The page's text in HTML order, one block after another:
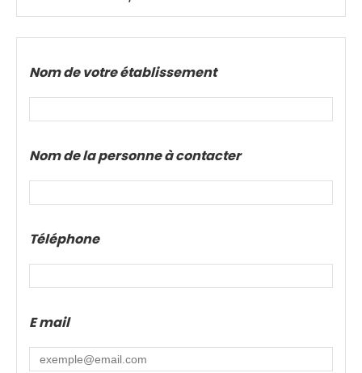
Nom de votre établissement
Nom de la personne à contacter
Téléphone
E mail